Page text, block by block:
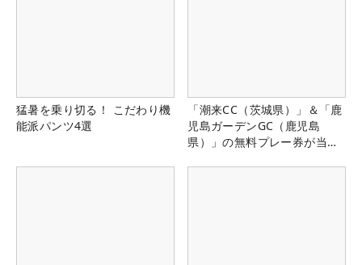
猛暑を乗り切る！ こだわり機
能派パンツ4選
「潮来CC（茨城県）」＆「鹿
児島ガーデンGC（鹿児島
県）」の無料プレー券が当た